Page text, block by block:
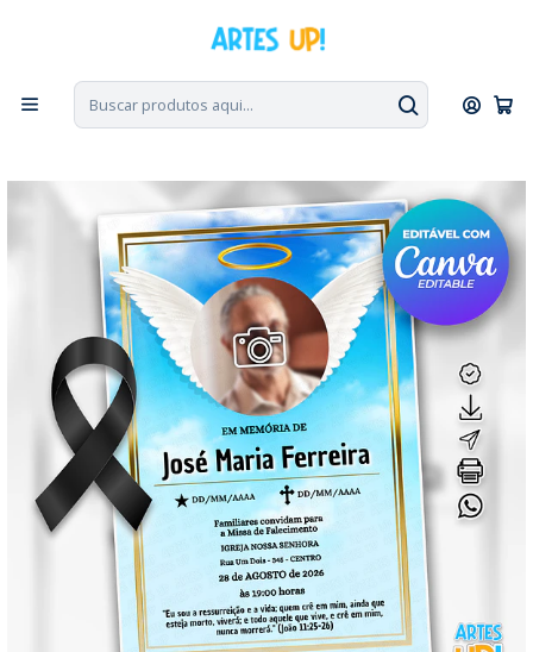
Escolha seu idioma. Change the language. Cambia el
Início Homenagem de Falecimento 7° Dia
Convite Missa de Sétimo Dia com foto